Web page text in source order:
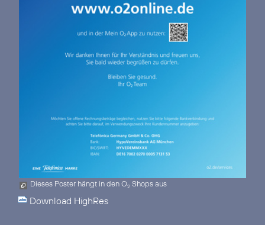
Dieses Poster hängt in den O2 Shops aus
Download HighRes